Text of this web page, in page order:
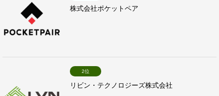
株式会社ポケットペア
2位
リビン・テクノロジーズ株式会社